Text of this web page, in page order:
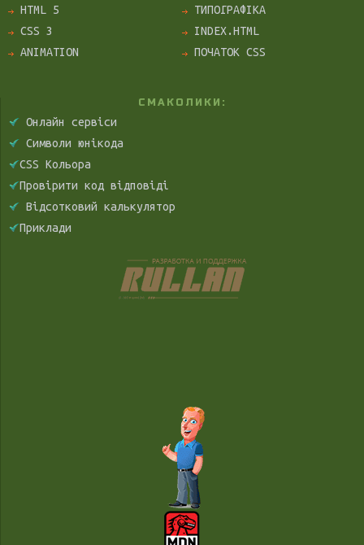
HTML 5
CSS 3
ANIMATION
ТИПОГРАФІКА
INDEX.HTML
ПОЧАТОК CSS
СМАКОЛИКИ:
Онлайн сервіси
Символи юнікода
CSS Кольора
Провірити код відповіді
Відсотковий калькулятор
Приклади